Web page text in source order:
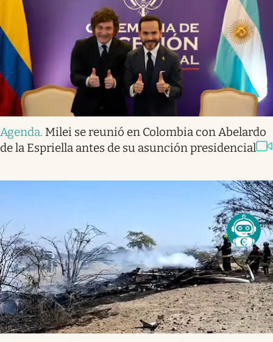
Agenda. Milei se reunió en Colombia con Abelardo
de la Espriella antes de su asunción presidencial